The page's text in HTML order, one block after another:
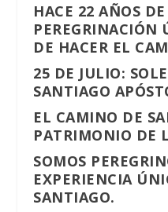
HACE 22 AÑOS
PEREGRINACIÓN
DE HACER EL
25 DE JULIO:
SANTIAGO
EL CAMINO DE
PATRIMONIO DE
SOMOS
EXPERIENCIA
SANTIAGO.